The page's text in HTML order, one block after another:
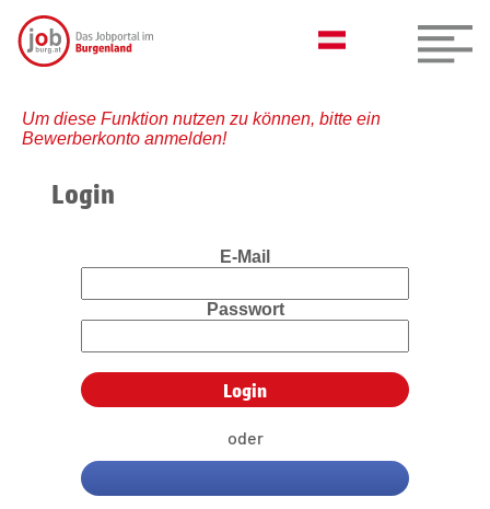
Um diese Funktion nutzen zu können, bitte ein
Bewerberkonto anmelden!
Login
E-Mail
Passwort
oder